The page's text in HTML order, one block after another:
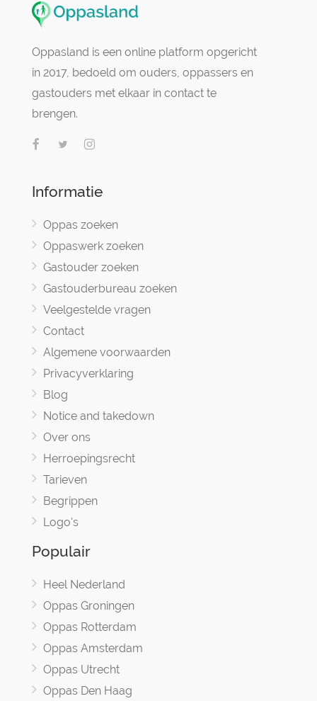
Oppasland is een online platform opgericht
in 2017, bedoeld om ouders, oppassers en
gastouders met elkaar in contact te
brengen.
Informatie
Oppas zoeken
Oppaswerk zoeken
Gastouder zoeken
Gastouderbureau zoeken
Veelgestelde vragen
Contact
Algemene voorwaarden
Privacyverklaring
Blog
Notice and takedown
Over ons
Herroepingsrecht
Tarieven
Begrippen
Logo's
Populair
Heel Nederland
Oppas Groningen
Oppas Rotterdam
Oppas Amsterdam
Oppas Utrecht
Oppas Den Haag